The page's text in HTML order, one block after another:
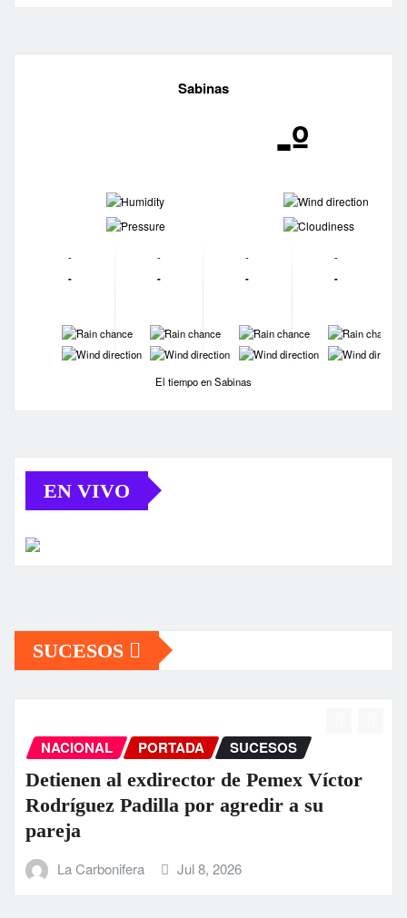
Sabinas
-º
-
-
-
-
-
-
-
-
-
-
-
-
-
-
-
-
-
-
-
-
El tiempo en Sabinas
EN VIVO
SUCESOS
NACIONAL PORTADA SUCESOS
Detienen al exdirector de Pemex Víctor
Rodríguez Padilla por agredir a su
pareja
La Carbonifera Jul 8, 2026